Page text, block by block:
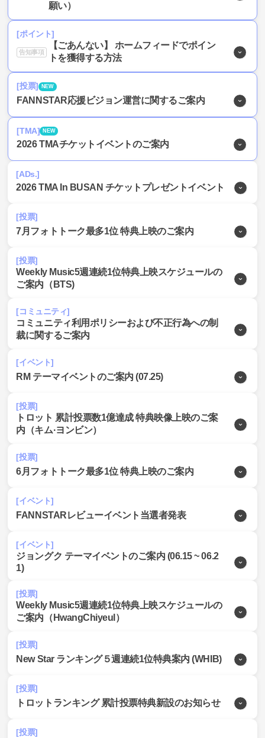
願い）
[ポイント]
告知事項
【ごあんない】 ホームフィードでポイン
トを獲得する方法
[投票] NEW
FANNSTAR応援ビジョン運営に関するご案内
[TMA] NEW
2026 TMAチケットイベントのご案内
[ADs.]
2026 TMA In BUSAN チケットプレゼントイベント
[投票]
7月フォトトーク最多1位 特典上映のご案内
[投票]
Weekly Music5週連続1位特典上映スケジュールの
ご案内（BTS)
[コミュニティ]
コミュニティ利用ポリシーおよび不正行為への制
裁に関するご案内
[イベント]
RM テーマイベントのご案内 (07.25)
[投票]
トロット 累計投票数1億達成 特典映像上映のご案
内（キム·ヨンビン）
[投票]
6月フォトトーク最多1位 特典上映のご案内
[イベント]
FANNSTARレビューイベント当選者発表
[イベント]
ジョングク テーマイベントのご案内 (06.15 ~ 06.2
1)
[投票]
Weekly Music5週連続1位特典上映スケジュールの
ご案内（HwangChiyeul）
[投票]
New Star ランキング５週連続1位特典案内 (WHIB)
[投票]
トロットランキング 累計投票特典新設のお知らせ
[投票]